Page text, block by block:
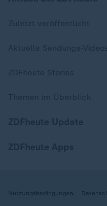
Nutzungsbedingungen